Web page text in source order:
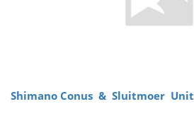
Shimano Conus & Sluitmoer Unit